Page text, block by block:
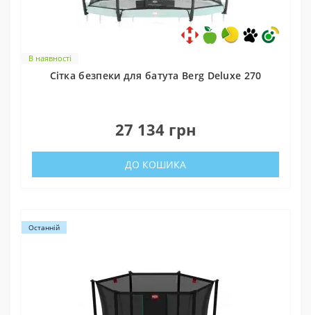
В наявності
Cітка безпеки для батута Berg Deluxe 270
27 134 грн
ДО КОШИКА
Останній